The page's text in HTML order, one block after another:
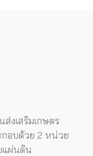
งเสริมเกษตร
กอบด้วย 2 หน่วย
แผ่นดิน